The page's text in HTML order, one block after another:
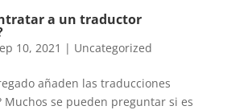
a un traductor
10, 2021 | Uncategorized
añaden las traducciones
Muchos se pueden preguntar si es